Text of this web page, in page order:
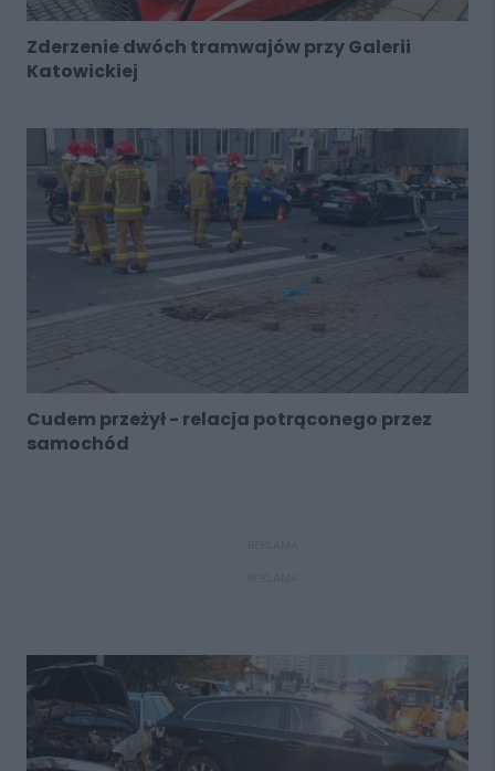
Zderzenie dwóch tramwajów przy Galerii
Katowickiej
Cudem przeżył - relacja potrąconego przez
samochód